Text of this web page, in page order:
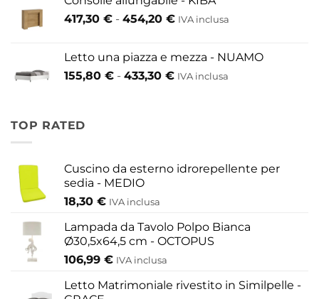
da
200,60 €
609,60 €
417,30 € - 454,20 €Fascia
da
417,30 €
IVA inclusa
Letto una piazza e mezza - NUAMO
155,80 € - 433,30 €Fascia
433,30 €
IVA inclusa
TOP RATED
Cuscino da esterno idrorepellente per
sedia - MEDIO
18,30 € IVA inclusa
Lampada da Tavolo Polpo Bianca
Ø30,5x64,5 cm - OCTOPUS
106,99 € IVA inclusa
Letto Matrimoniale rivestito in Similpelle -